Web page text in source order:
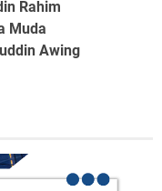
Rahim
Muda
Awing